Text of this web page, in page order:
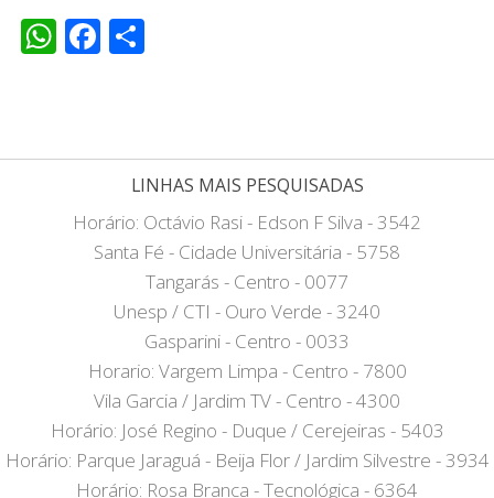
WhatsApp
Facebook
LINHAS MAIS PESQUISADAS
Horário: Octávio Rasi - Edson F Silva - 3542
Santa Fé - Cidade Universitária - 5758
Tangarás - Centro - 0077
Unesp / CTI - Ouro Verde - 3240
Gasparini - Centro - 0033
Horario: Vargem Limpa - Centro - 7800
Vila Garcia / Jardim TV - Centro - 4300
Horário: José Regino - Duque / Cerejeiras - 5403
Horário: Parque Jaraguá - Beija Flor / Jardim Silvestre - 3934
Horário: Rosa Branca - Tecnológica - 6364